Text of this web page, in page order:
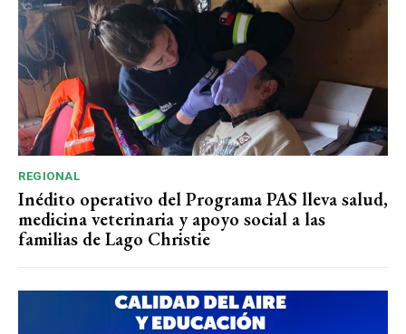
REGIONAL
Inédito operativo del Programa PAS lleva salud,
medicina veterinaria y apoyo social a las
familias de Lago Christie